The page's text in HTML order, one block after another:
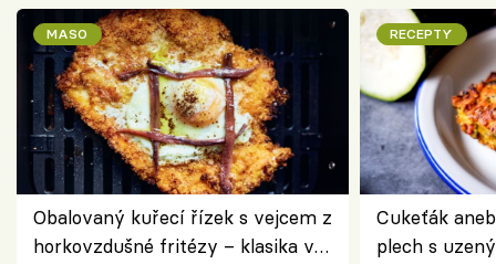
MASO
Obalovaný kuřecí řízek s vejcem z
horkovzdušné fritézy – klasika v
RECEPTY
Cukeťák
plech s